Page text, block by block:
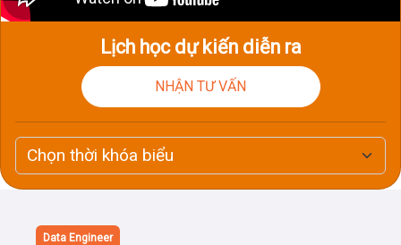
Lịch học dự kiến diễn ra
NHẬN TƯ VẤN
Data Engineer